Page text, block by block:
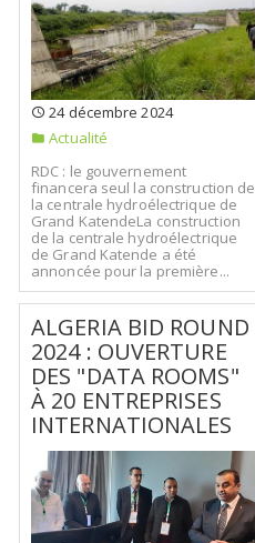
24 décembre 2024
Actualité
RDC : le gouvernement
financera seul la construction de
la centrale hydroélectrique de
Grand KatendeLa construction
de la centrale hydroélectrique
de Grand Katende a été
annoncée pour la première...
ALGERIA BID ROUND
2024 : OUVERTURE
DES "DATA ROOMS"
À 20 ENTREPRISES
INTERNATIONALES